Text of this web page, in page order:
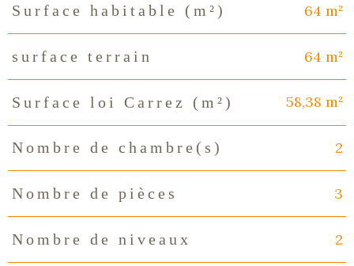
Surface habitable (m²) 64 m²
surface terrain 64 m²
Surface loi Carrez (m²) 58,38 m²
Nombre de chambre(s) 2
Nombre de pièces 3
Nombre de niveaux 2